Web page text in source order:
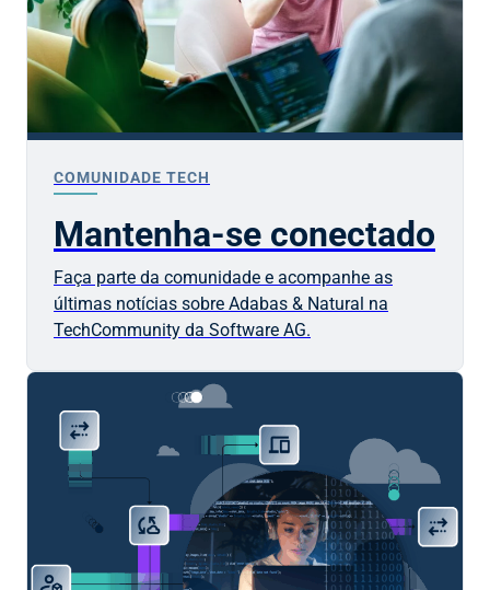
COMUNIDADE TECH
Mantenha-se conectado
Faça parte da comunidade e acompanhe as
últimas notícias sobre Adabas & Natural na
TechCommunity da Software AG.